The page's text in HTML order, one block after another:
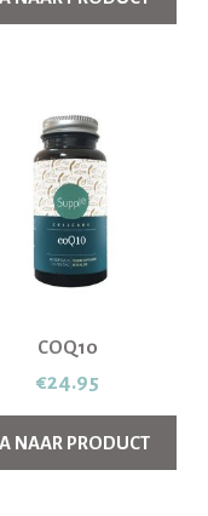
COQ10
€24.95
NAAR PRODUCT